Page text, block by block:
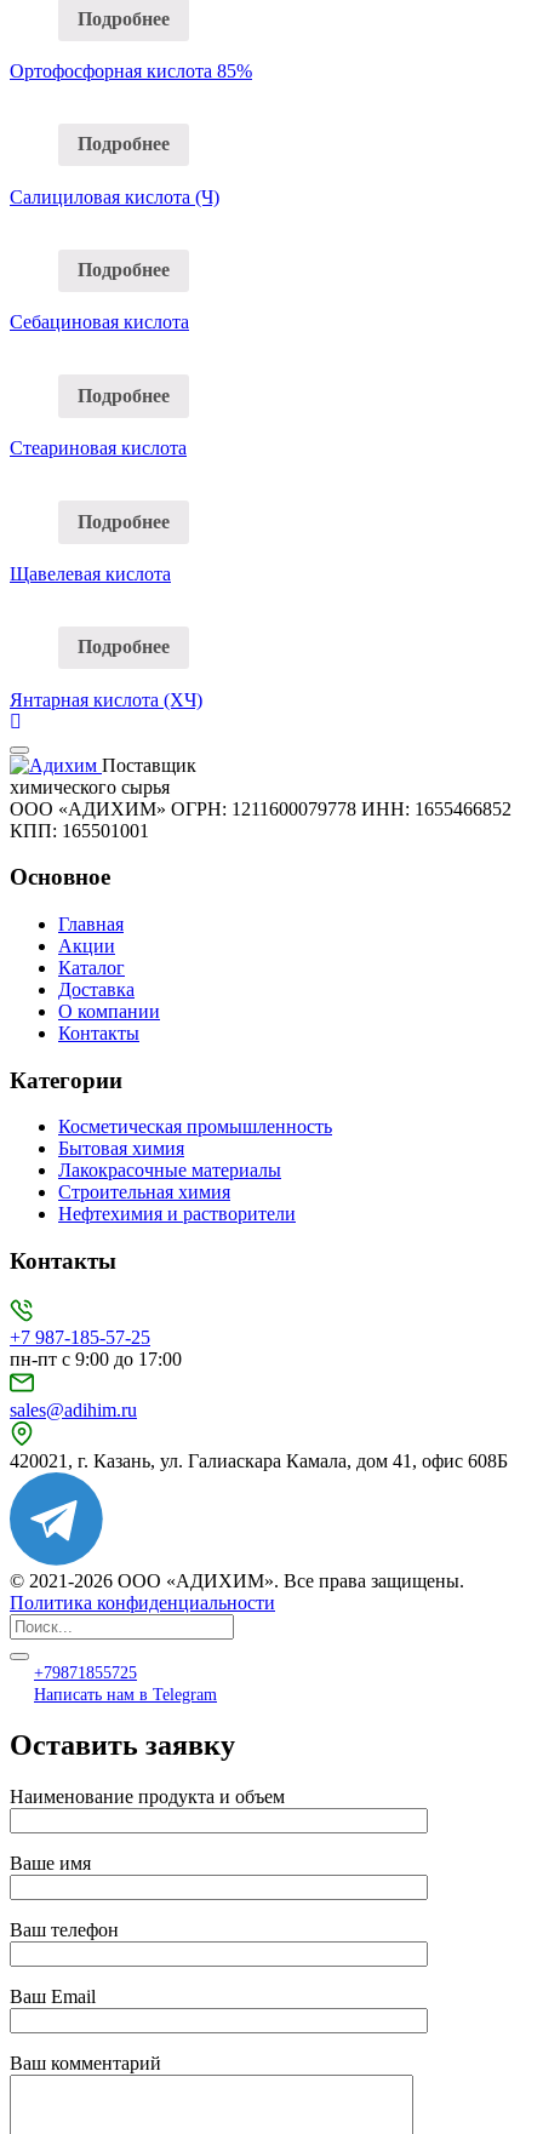
Подробнее
Ортофосфорная кислота 85%
Подробнее
Салициловая кислота (Ч)
Подробнее
Себациновая кислота
Подробнее
Стеариновая кислота
Подробнее
Щавелевая кислота
Подробнее
Янтарная кислота (ХЧ)
Поставщик
химического сырья
ООО «АДИХИМ» ОГРН: 1211600079778 ИНН: 1655466852
КПП: 165501001
Основное
Главная
Акции
Каталог
Доставка
О компании
Контакты
Категории
Косметическая промышленность
Бытовая химия
Лакокрасочные материалы
Строительная химия
Нефтехимия и растворители
Контакты
+7 987-185-57-25
пн-пт с 9:00 до 17:00
sales@adihim.ru
420021, г. Казань, ул. Галиаскара Камала, дом 41, офис 608Б
© 2021-2026 ООО «АДИХИМ». Все права защищены.
Политика конфиденциальности
+79871855725
Написать нам в Telegram
Оставить заявку
Наименование продукта и объем
Ваше имя
Ваш телефон
Ваш Email
Ваш комментарий